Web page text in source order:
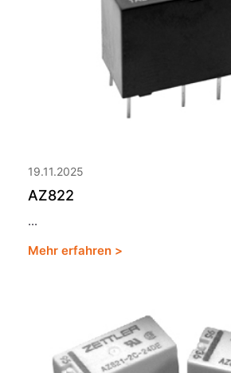
19.11.2025
AZ822
...
Mehr erfahren >